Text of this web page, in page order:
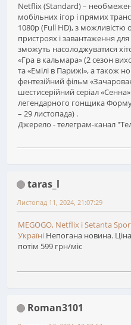
Netflix (Standard) –
мобільних ігор і прямих
1080p (Full HD), з можливістю
пристроях і завантаження
зможуть насолоджуватися
«Гра в кальмара» (2 сезон
та «Емілі в Парижі», а також
фентезійний фільм
шестисерійний серіал
легендарного гонщика
– 29 листопада) .
Джерело - телеграм-канал
taras_l
Листопад 11, 2024, 21:07:29
MEGOGO, Netflix і Setanta
Україні Непогана новина.
потім 599 грн/міс
Roman3101